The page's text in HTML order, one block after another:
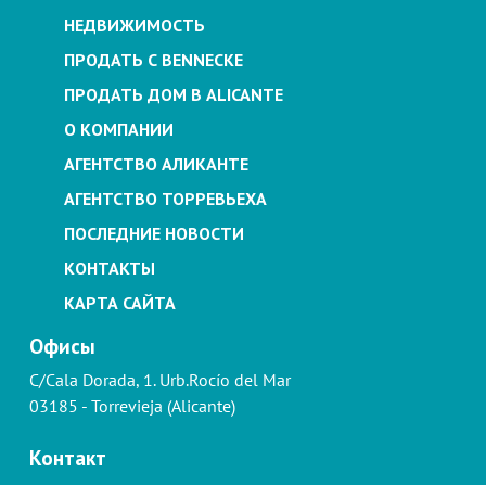
НЕДВИЖИМОСТЬ
ПРОДАТЬ С BENNECKE
ПРОДАТЬ ДОМ В ALICANTE
О КОМПАНИИ
АГЕНТСТВО АЛИКАНТЕ
АГЕНТСТВО ТОРРЕВЬЕХА
ПОСЛЕДНИЕ НОВОСТИ
КОНТАКТЫ
КАРТА САЙТА
Офисы
C/Cala Dorada, 1. Urb.Rocío del Mar
03185 - Torrevieja (Alicante)
Контакт